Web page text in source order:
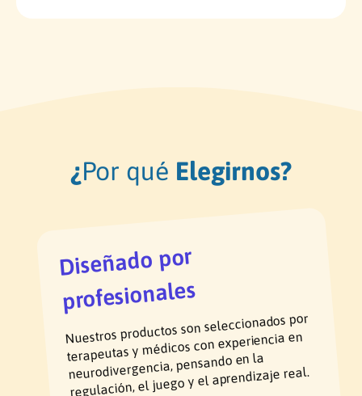
¿Por qué Elegirnos?
Diseñado por
profesionales
Nuestros productos son seleccionados por
terapeutas y médicos con experiencia en
neurodivergencia, pensando en la
regulación, el juego y el aprendizaje real.